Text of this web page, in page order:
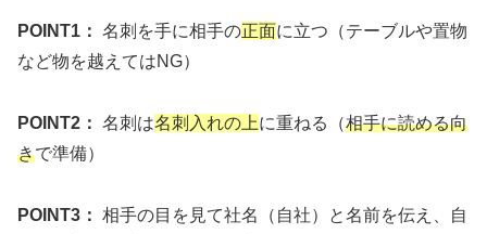
POINT1： 名刺を手に相手の正面に立つ（テーブルや置物
など物を越えてはNG）
POINT2： 名刺は名刺入れの上に重ねる（相手に読める向
きで準備）
POINT3： 相手の目を見て社名（自社）と名前を伝え、自